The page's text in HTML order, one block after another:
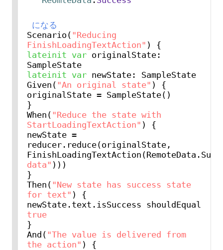
になる
Scenario( "Reducing
FinishLoadingTextAction"
lateinit var originalState:
SampleState
lateinit var newState: SampleState
Given( "An original state" ) {
originalState = SampleState()
}
When( "Reduce the state with
StartLoadingTextAction" ) {
newState =
reducer.reduce(originalState,
data" )))
}
Then( "New state has success state
for text" ) {
true
}
And( "The value is delivered from
the action" ) {